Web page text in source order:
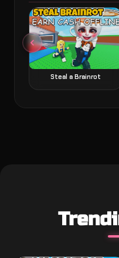
Steal a Brainrot